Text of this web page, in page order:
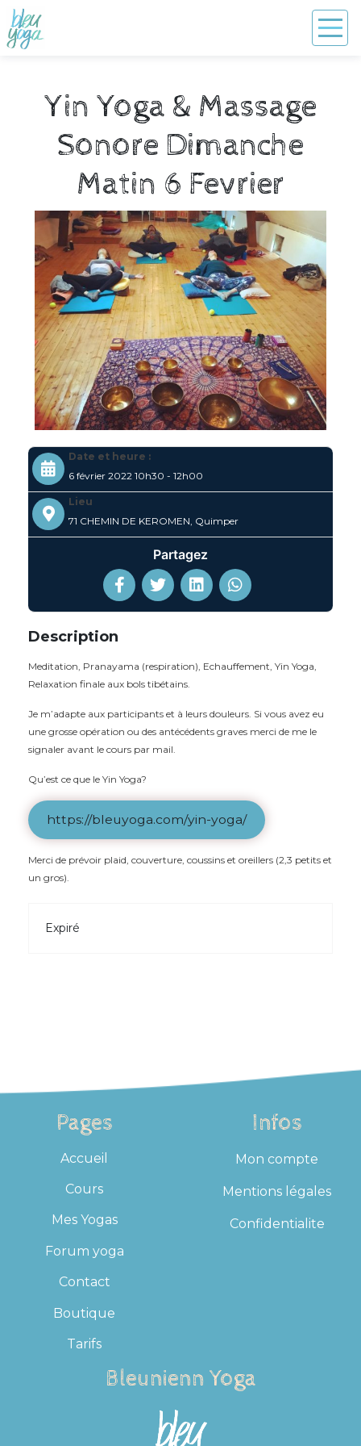
Yin Yoga & Massage
Sonore Dimanche
Matin 6 Fevrier
Date et heure :
6 février 2022 10h30 - 12h00
Lieu
71 CHEMIN DE KEROMEN, Quimper
Partagez
Description
Meditation, Pranayama (respiration), Echauffement, Yin Yoga,
Relaxation finale aux bols tibétains.
Je m’adapte aux participants et à leurs douleurs. Si vous avez eu
une grosse opération ou des antécédents graves merci de me le
signaler avant le cours par mail.
Qu’est ce que le Yin Yoga?
https://bleuyoga.com/yin-yoga/
Merci de prévoir plaid, couverture, coussins et oreillers (2,3 petits et
un gros).
Expiré
Pages
Accueil
Cours
Mes Yogas
Forum yoga
Contact
Boutique
Tarifs
Bleunienn Yoga
Infos
Mon compte
Mentions légales
Confidentialite